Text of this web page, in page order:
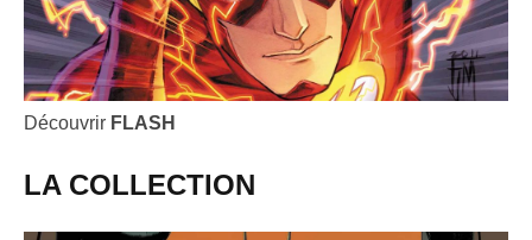
Découvrir FLASH
LA COLLECTION